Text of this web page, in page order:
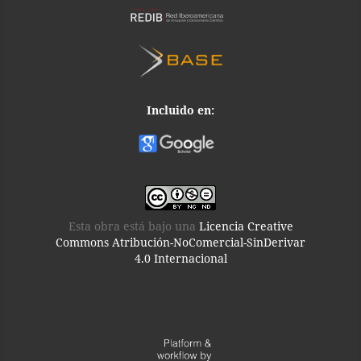
Incluido en:
Esta obra está bajo una Licencia Creative
Commons Atribución-NoComercial-SinDerivar
4.0 Internacional